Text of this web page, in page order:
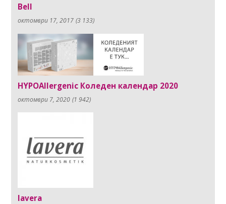
Bell
октомври 17, 2017 (3 133)
HYPOAllergenic Коледен календар 2020
октомври 7, 2020 (1 942)
lavera